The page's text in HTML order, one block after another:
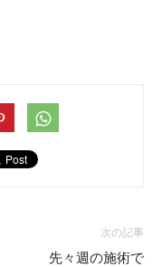
次の記事
先々週の施術で